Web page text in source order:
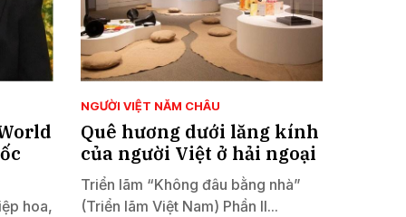
hoa,
NGƯỜI VIỆT NĂM CHÂU
Quê hương dưới lăng kính
của người Việt ở hải ngoại
Triển lãm “Không đâu bằng nhà”
(Triển lãm Việt Nam) Phần II...